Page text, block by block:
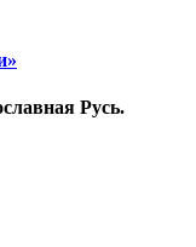
Русь.